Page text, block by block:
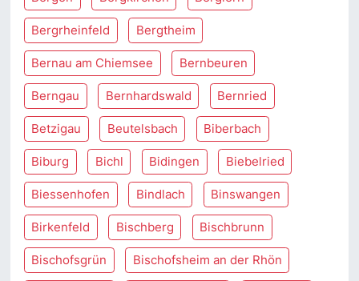
Bergrheinfeld Bergtheim
Bernau am Chiemsee Bernbeuren
Berngau Bernhardswald Bernried
Betzigau Beutelsbach Biberbach
Biburg Bichl Bidingen Biebelried
Biessenhofen Bindlach Binswangen
Birkenfeld Bischberg Bischbrunn
Bischofsgrün Bischofsheim an der Rhön